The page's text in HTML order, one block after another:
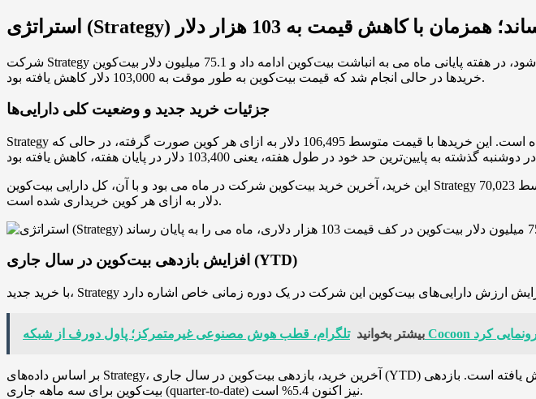
شرکت Strategy مایکل سیلور، که بزرگترین دارنده بیت‌کوین در بین شرکت‌ها محسوب می‌شود، در هفته پایانی ماه می به انباشت بیت‌کوین ادامه داد و 75.1 میلیون دلار بیت‌کوین (BTC) خریداری کرد. این
خریدها در حالی انجام شد که قیمت بیت‌کوین به طور موقت به 103,000 دلار کاهش یافته بود.
جزئیات خرید جدید و وضعیت کلی دارایی‌ها
Strategy در تاریخ 2 ژوئن اعلام کرد که بین 26 تا 30 می، 705 بیت‌کوین به ارزش 75.1 میلیون دلار به دست آورده است. این خریدها با قیمت متوسط 106,495 دلار به ازای هر کوین صورت گرفته، در حالی که
این خرید، آخرین خرید بیت‌کوین شرکت در ماه می بود و با آن، کل دارایی بیت‌کوین Strategy به 580,955 بیت‌کوین رسید. این حجم از بیت‌کوین تقریباً 40.7 میلیارد دلار ارزش دارد و با قیمت متوسط 70,023
دلار به ازای هر کوین خریداری شده است.
افزایش بازدهی بیت‌کوین در سال جاری (YTD)
بیشتر بخوانید
بر اساس داده‌های Strategy، آخرین خرید، بازدهی بیت‌کوین در سال جاری (YTD) را به 16.9% رسانده که 0.1% نسبت به خرید 4,020 بیت‌کوین قبلی که دوشنبه گذشته اعلام شد، افزایش یافته است. بازدهی
بیت‌کوین برای سه ماهه جاری (quarter-to-date) نیز اکنون 5.4% است.